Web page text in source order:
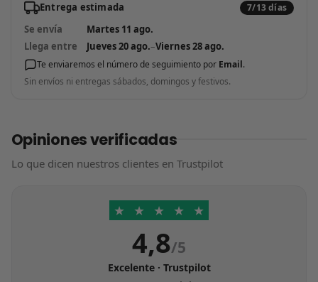
Entrega estimada 7/13 días
Se envía
Martes 11 ago.
Llega entre
Jueves 20 ago.–Viernes 28 ago.
Te enviaremos el número de seguimiento por Email.
Sin envíos ni entregas sábados, domingos y festivos.
Opiniones verificadas
Lo que dicen nuestros clientes en Trustpilot
★ ★ ★ ★ ★
4,8/5
Excelente · Trustpilot